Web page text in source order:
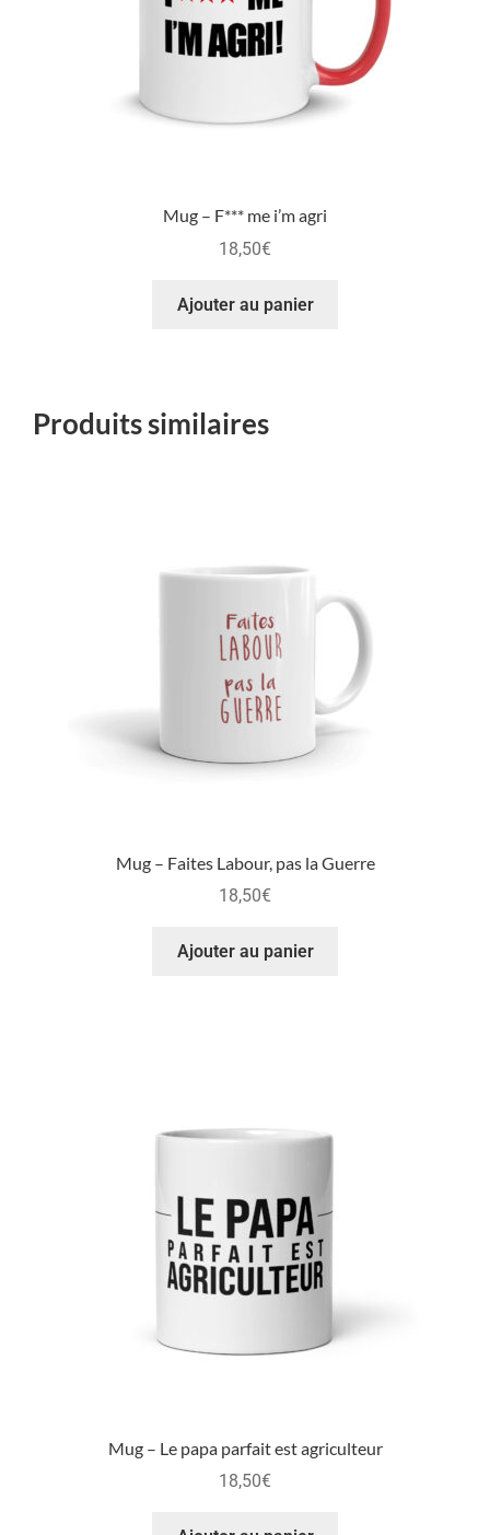
Mug – F*** me i’m agri
18,50€
Ajouter au panier
Produits similaires
Mug – Faites Labour, pas la Guerre
18,50€
Ajouter au panier
Mug – Le papa parfait est agriculteur
18,50€